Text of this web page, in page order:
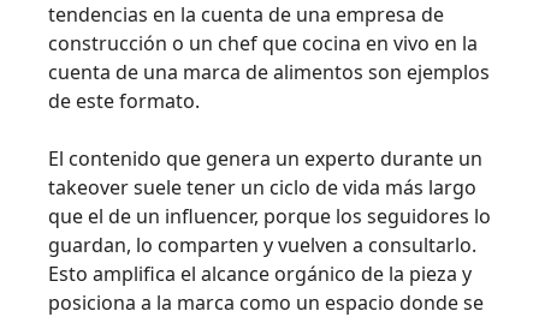
tendencias en la cuenta de una empresa de
construcción o un chef que cocina en vivo en la
cuenta de una marca de alimentos son ejemplos
de este formato.
El contenido que genera un experto durante un
takeover suele tener un ciclo de vida más largo
que el de un influencer, porque los seguidores lo
guardan, lo comparten y vuelven a consultarlo.
Esto amplifica el alcance orgánico de la pieza y
posiciona a la marca como un espacio donde se